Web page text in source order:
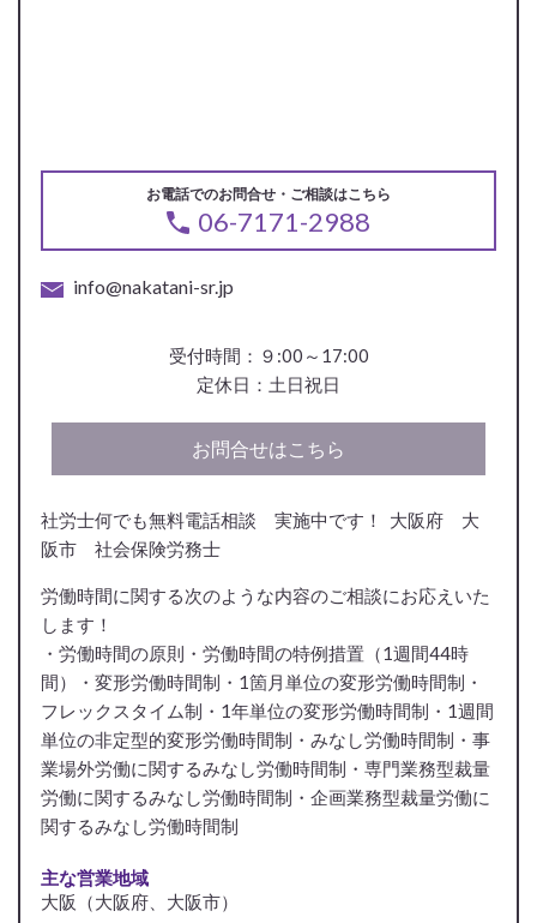
お電話でのお問合せ・ご相談はこちら
06-7171-2988
info@nakatani-sr.jp
受付時間：９:00～17:00
定休日：土日祝日
お問合せはこちら
社労士何でも無料電話相談 実施中です！ 大阪府 大
阪市 社会保険労務士
労働時間に関する次のような内容のご相談にお応えいた
します！
・労働時間の原則・労働時間の特例措置（1週間44時
間）・変形労働時間制・1箇月単位の変形労働時間制・
フレックスタイム制・1年単位の変形労働時間制・1週間
単位の非定型的変形労働時間制・みなし労働時間制・事
業場外労働に関するみなし労働時間制・専門業務型裁量
労働に関するみなし労働時間制・企画業務型裁量労働に
関するみなし労働時間制
主な営業地域
大阪（大阪府、大阪市）